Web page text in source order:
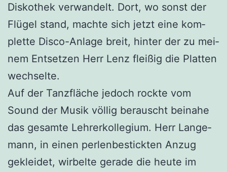
Dis­ko­thek ver­wan­delt. Dort, wo sonst der
Flü­gel stand, mach­te sich jetzt eine kom­
plet­te Dis­co-Anla­ge breit, hin­ter der zu mei­
nem Ent­set­zen Herr Lenz flei­ßig die Plat­ten
wechselte.
Auf der Tanz­flä­che jedoch rock­te vom
Sound der Musik völ­lig berauscht bei­na­he
das gesam­te Leh­rer­kol­le­gi­um. Herr Lan­ge­
mann, in einen per­len­be­stick­ten Anzug
geklei­det, wir­bel­te gera­de die heu­te im